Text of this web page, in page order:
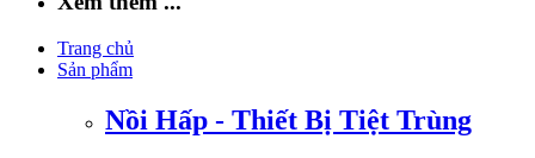
Trang chủ
Sản phẩm
Nồi Hấp - Thiết Bị Tiệt Trùng